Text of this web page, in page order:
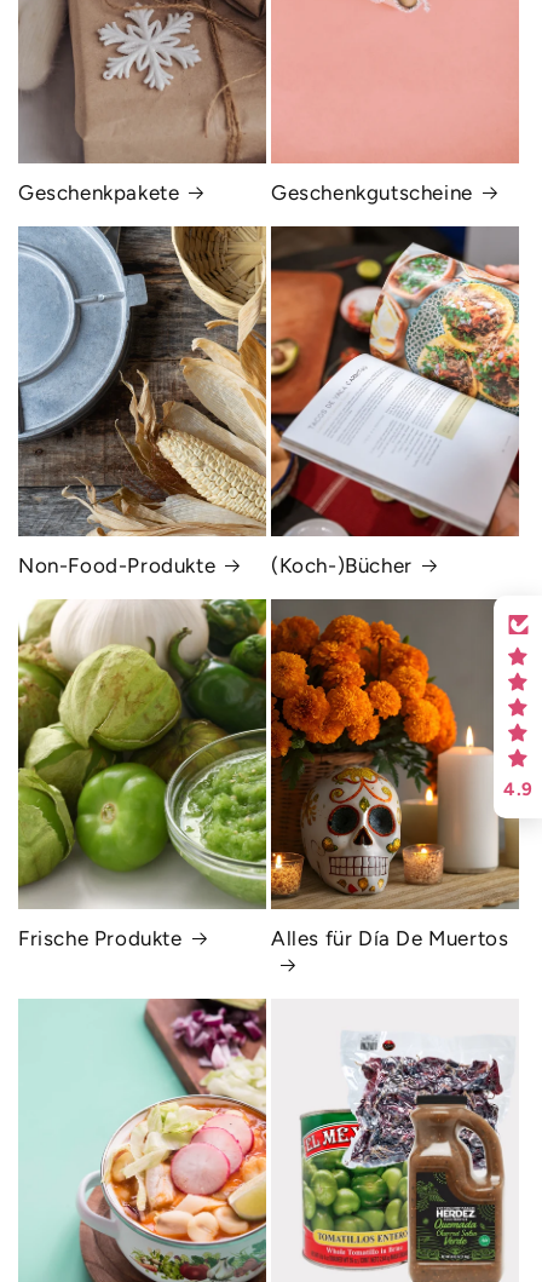
Geschenkpakete Geschenkgutscheine
Non-Food-Produkte (Koch-)Bücher
Frische Produkte Alles für Día De Muertos
4.9